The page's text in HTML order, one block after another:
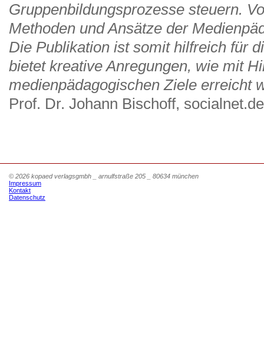
Gruppenbildungsprozesse steuern.
Methoden und Ansätze der
Die Publikation ist somit hilfreich für
bietet kreative Anregungen, wie mit
medienpädagogischen Ziele erreicht
Prof. Dr. Johann Bischoff, socialnet.de
© 2026 kopaed verlagsgmbh _ arnulfstraße 205 _ 80634 münchen
Impressum
Kontakt
Datenschutz